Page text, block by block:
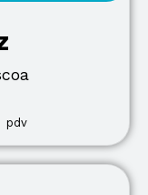
pdv